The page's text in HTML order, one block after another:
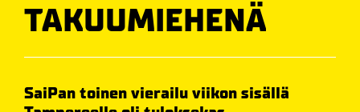
TAKUUMIEHENÄ
SaiPan toinen vierailu viikon sisällä